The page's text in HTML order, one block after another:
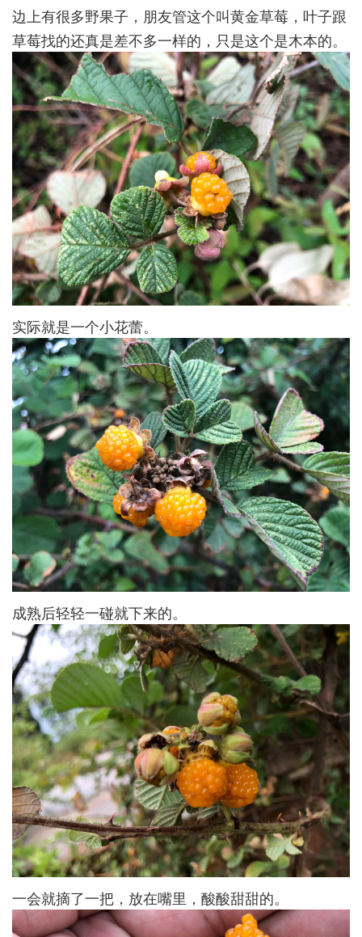
边上有很多野果子，朋友管这个叫黄金草莓，叶子跟
草莓找的还真是差不多一样的，只是这个是木本的。
实际就是一个小花蕾。
成熟后轻轻一碰就下来的。
一会就摘了一把，放在嘴里，酸酸甜甜的。